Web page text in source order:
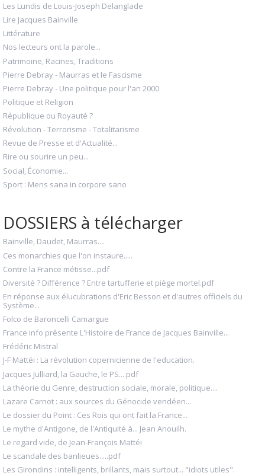
Les Lundis de Louis-Joseph Delanglade
Lire Jacques Bainville
Littérature
Nos lecteurs ont la parole...
Patrimoine, Racines, Traditions
Pierre Debray - Maurras et le Fascisme
Pierre Debray - Une politique pour l'an 2000
Politique et Religion
République ou Royauté ?
Révolution - Terrorisme - Totalitarisme
Revue de Presse et d'Actualité...
Rire ou sourire un peu...
Social, Économie...
Sport : Mens sana in corpore sano
DOSSIERS à télécharger
Bainville, Daudet, Maurras....
Ces monarchies que l'on instaure.....
Contre la France métisse...pdf
Diversité ? Différence ? Entre tartufferie et piège mortel.pdf
En réponse aux élucubrations d'Eric Besson et d'autres officiels du
Système...
Folco de Baroncelli Camargue
France info présente L'Histoire de France de Jacques Bainville...
Frédéric Mistral
J-F Mattéi : La révolution copernicienne de l'education.
Jacques Julliard, la Gauche, le PS....pdf
La théorie du Genre, destruction sociale, morale, politique....
Lazare Carnot : aux sources du Génocide vendéen...
Le dossier du Point : Ces Rois qui ont fait la France...
Le mythe d'Antigone, de l'Antiquité à... Jean Anouilh.
Le regard vide, de Jean-François Mattéi
Le scandale des banlieues.....pdf
Les Girondins : intelligents, brillants, mais surtout... "idiots utiles".